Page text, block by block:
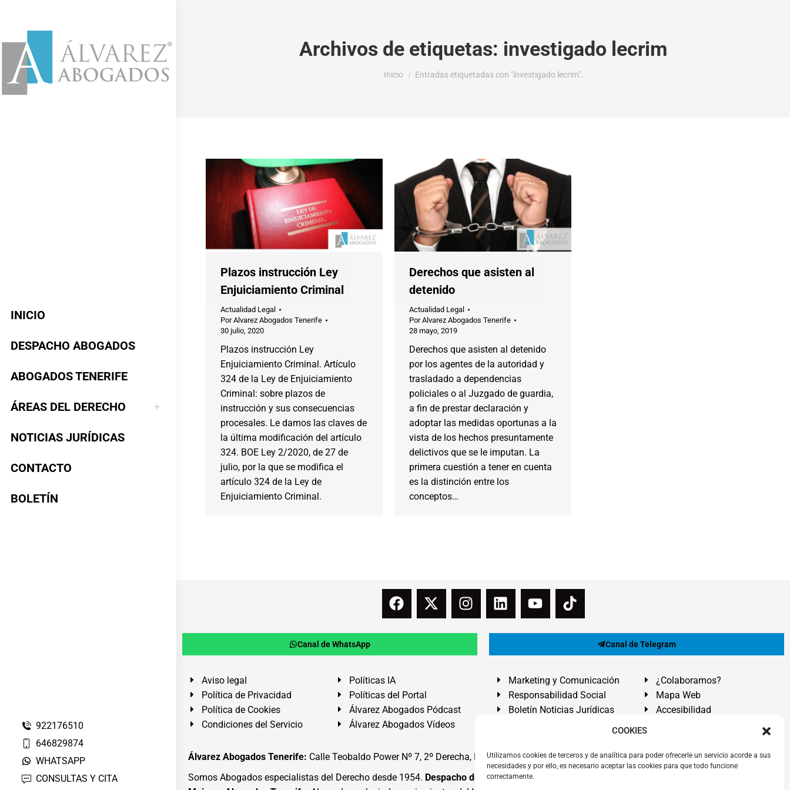
COOKIES
Utilizamos cookies de terceros y de analítica para poder ofrecerle un servicio acorde a sus
necesidades y por ello, es necesario aceptar las cookies para que todo funcione
correctamente.
INICIO
DESPACHO ABOGADOS
ABOGADOS TENERIFE
ÁREAS DEL DERECHO
NOTICIAS JURÍDICAS
CONTACTO
BOLETÍN
922176510
646829874
WHATSAPP
CONSULTAS Y CITA
Archivos de etiquetas: investigado lecrim
Estás aquí:
Inicio Entradas etiquetadas con "investigado lecrim".
Plazos instrucción Ley
Enjuiciamiento Criminal
Actualidad Legal
PorAlvarez Abogados Tenerife
30 julio, 2020
Plazos instrucción Ley
Enjuiciamiento Criminal. Artículo
324 de la Ley de Enjuiciamiento
Criminal: sobre plazos de
instrucción y sus consecuencias
procesales. Le damos las claves de
la última modificación del artículo
324. BOE Ley 2/2020, de 27 de
julio, por la que se modifica el
artículo 324 de la Ley de
Enjuiciamiento Criminal.
Derechos que asisten al
detenido
Actualidad Legal
PorAlvarez Abogados Tenerife
28 mayo, 2019
Derechos que asisten al detenido
por los agentes de la autoridad y
trasladado a dependencias
policiales o al Juzgado de guardia,
a fin de prestar declaración y
adoptar las medidas oportunas a la
vista de los hechos presuntamente
delictivos que se le imputan. La
primera cuestión a tener en cuenta
es la distinción entre los
conceptos…
Canal de WhatsApp Canal de Telegram
Aviso legal
Política de Privacidad
Política de Cookies
Condiciones del Servicio
Políticas IA
Políticas del Portal
Álvarez Abogados Pódcast
Álvarez Abogados Vídeos
Marketing y Comunicación
Responsabilidad Social
Boletín Noticias Jurídicas
¿Colaboramos?
Mapa Web
Accesibilidad
Álvarez Abogados Tenerife: Calle Teobaldo Power Nº 7, 2º Derecha, El Médano, Granadilla de Abona, Santa Cruz de Tenerife. Islas Canarias.
Somos Abogados especialistas del Derecho desde 1954. Despacho de Abogados El Médano